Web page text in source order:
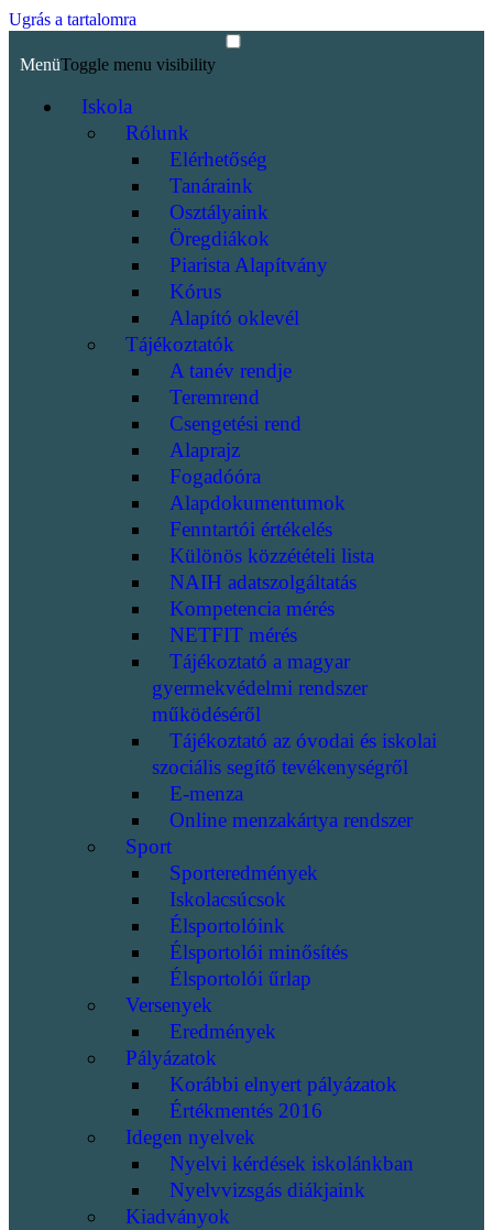
Ugrás a tartalomra
MenüToggle menu visibility
Iskola
Rólunk
Elérhetőség
Tanáraink
Osztályaink
Öregdiákok
Piarista Alapítvány
Kórus
Alapító oklevél
Tájékoztatók
A tanév rendje
Teremrend
Csengetési rend
Alaprajz
Fogadóóra
Alapdokumentumok
Fenntartói értékelés
Különös közzétételi lista
NAIH adatszolgáltatás
Kompetencia mérés
NETFIT mérés
Tájékoztató a magyar
gyermekvédelmi rendszer
működéséről
Tájékoztató az óvodai és iskolai
szociális segítő tevékenységről
E-menza
Online menzakártya rendszer
Sport
Sporteredmények
Iskolacsúcsok
Élsportolóink
Élsportolói minősítés
Élsportolói űrlap
Versenyek
Eredmények
Pályázatok
Korábbi elnyert pályázatok
Értékmentés 2016
Idegen nyelvek
Nyelvi kérdések iskolánkban
Nyelvvizsgás diákjaink
Kiadványok